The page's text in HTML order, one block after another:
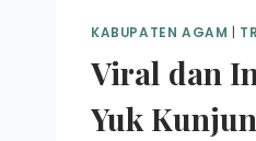
KABUPATEN AGAM
Viral dan
Yuk